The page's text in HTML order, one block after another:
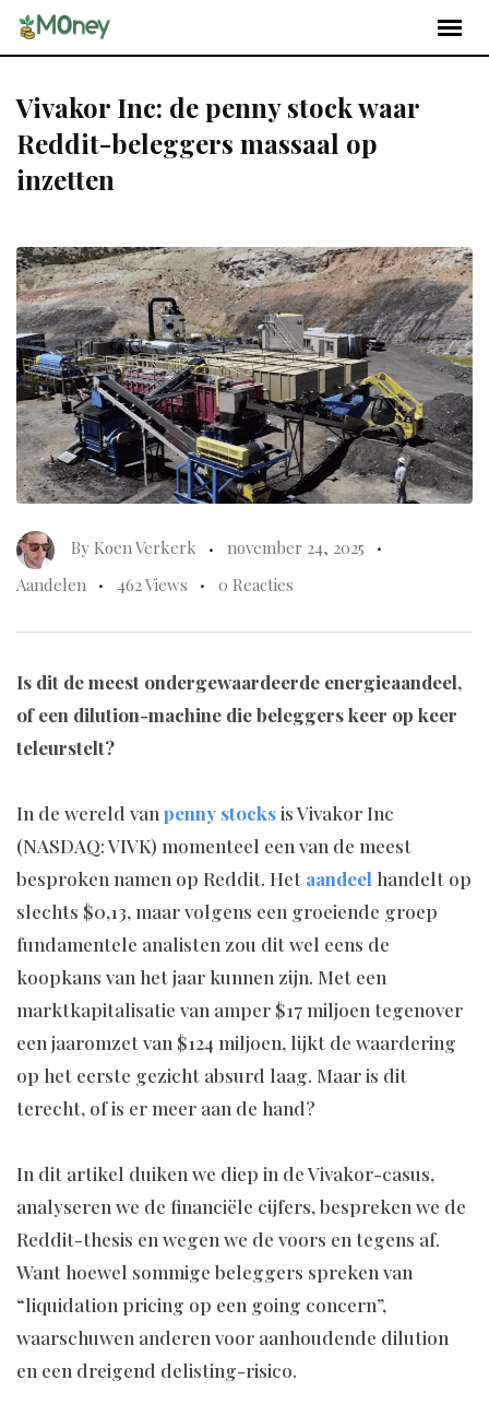
Vivakor Inc: de penny stock waar
Reddit-beleggers massaal op
inzetten
By Koen Verkerk
november 24, 2025
Aandelen
462 Views 0 Reacties
Is dit de meest ondergewaardeerde energieaandeel,
of een dilution-machine die beleggers keer op keer
teleurstelt?
In de wereld van penny stocksis Vivakor Inc
(NASDAQ: VIVK) momenteel een van de meest
besproken namen op Reddit. Het aandeel handelt op
slechts $0,13, maar volgens een groeiende groep
fundamentele analisten zou dit wel eens de
koopkans van het jaar kunnen zijn. Met een
marktkapitalisatie van amper $17 miljoen tegenover
een jaaromzet van $124 miljoen, lijkt de waardering
op het eerste gezicht absurd laag. Maar is dit
terecht, of is er meer aan de hand?
In dit artikel duiken we diep in de Vivakor-casus,
analyseren we de financiële cijfers, bespreken we de
Reddit-thesis en wegen we de voors en tegens af.
Want hoewel sommige beleggers spreken van
“liquidation pricing op een going concern”,
waarschuwen anderen voor aanhoudende dilution
en een dreigend delisting-risico.